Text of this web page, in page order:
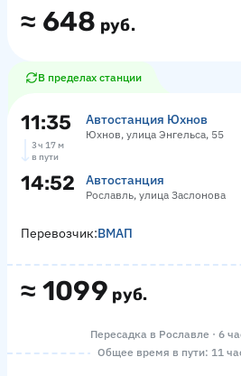
≈ 648 руб.
В пределах станции
11:35 Автостанция Юхнов
Юхнов, улица Энгельса, 55
3 ч 17 м
в пути
14:52 Автостанция
Рославль, улица Заслонова
≈ 1099 руб.
Перевозчик:ВМАП
Пересадка в Рославле · 6
Общее время в пути: 11